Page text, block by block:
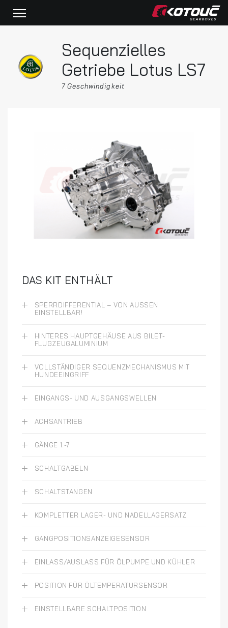
Sequenzielles
Getriebe Lotus LS7
7 Geschwindigkeit
DAS KIT ENTHÄLT
SPERRDIFFERENTIAL – VON AUSSEN E
INSTELLBAR!
HINTERES HAUPTGEHÄUSE AUS BILET-
FLUGZEUGALUMINIUM
VOLLSTÄNDIGER SEQUENZMECHANISMUS MIT
HUNDEEINGRIFF
EINGANGS- UND AUSGANGSWELLEN
ACHSANTRIEB
GÄNGE 1.-7
SCHALTGABELN
SCHALTSTANGEN
KOMPLETTER LAGER- UND NADELLAGERSATZ
GANGPOSITIONSANZEIGESENSOR
EINLASS/AUSLASS FÜR ÖLPUMPE UND KÜHLER
POSITION FÜR ÖLTEMPERATURSENSOR
EINSTELLBARE SCHALTPOSITION